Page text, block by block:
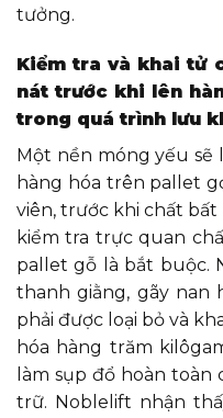
tưởng.
Kiểm tra và khai tử
nát trước khi lên
trong quá trình lưu
Một nền móng yếu sẽ
hàng hóa trên pallet
viên, trước khi chất
kiểm tra trực quan
pallet gỗ là bắt buộc.
thanh giằng, gãy nan
phải được loại bỏ và
hóa hàng trăm
làm sụp đổ hoàn
trữ. Noblelift nhận